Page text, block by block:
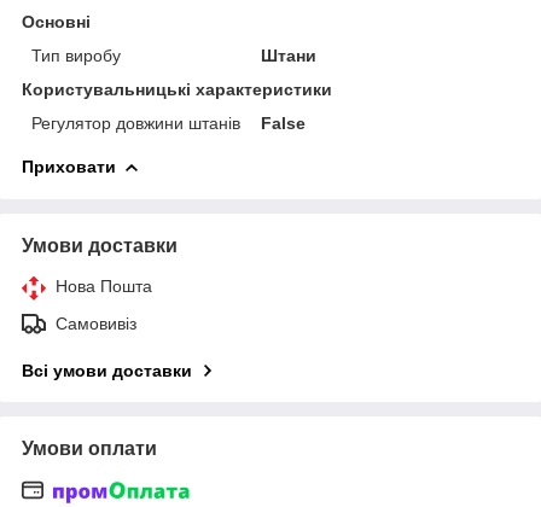
Основні
Тип виробу
Штани
Користувальницькі характеристики
Регулятор довжини штанів
False
Приховати
Умови доставки
Нова Пошта
Самовивіз
Всі умови доставки
Умови оплати